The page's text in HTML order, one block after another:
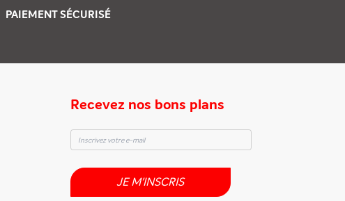
PAIEMENTSÉCURISÉ
Recevez nos bons plans
JE M'INSCRIS